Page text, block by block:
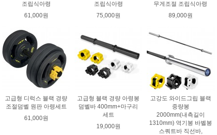
조립식아령
61,000원
조립식아령
75,000원
무게조절 조립식아령
89,000원
고급형 디럭스 블랙 경량
조절덤벨 원판 아령세트
61,000원
고급형 블랙 경량 아령봉
덤벨바 400mm+마구리
세트
19,000원
고강도 와이드그립 블랙
중량봉
2000mm(내측길이
1310mm) 역기봉 바벨봉
스쿼트바 직선바,